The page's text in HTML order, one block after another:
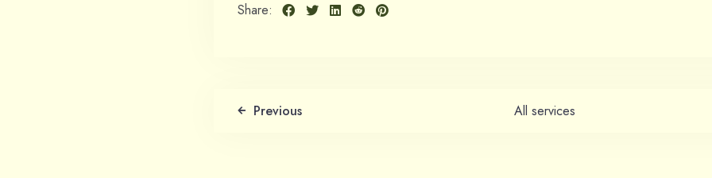
Share:
Previous All services